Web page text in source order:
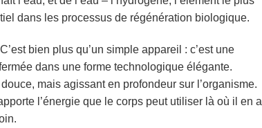
dans les processus de régénération biologique.
bien plus qu’un simple appareil : c’est une
dans une forme technologique élégante.
douce, mais agissant en profondeur sur l’organisme.
l’énergie que le corps peut utiliser là où il en a